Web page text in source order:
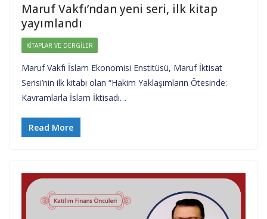
Maruf Vakfı’ndan yeni seri, ilk kitap
yayımlandı
KITAPLAR VE DERGILER
Maruf Vakfı İslam Ekonomisi Enstitüsü, Maruf İktisat
Serisi’nin ilk kitabı olan “Hakim Yaklaşımların Ötesinde:
Kavramlarla İslam İktisadı…
Read More